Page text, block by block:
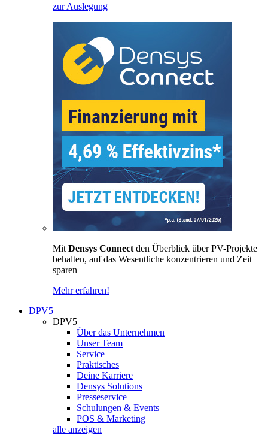
zur Auslegung
Mit Densys Connect den Überblick über PV-Projekte
behalten, auf das Wesentliche konzentrieren und Zeit
sparen
Mehr erfahren!
DPV5
DPV5
Über das Unternehmen
Unser Team
Service
Praktisches
Deine Karriere
Densys Solutions
Presseservice
Schulungen & Events
POS & Marketing
alle anzeigen